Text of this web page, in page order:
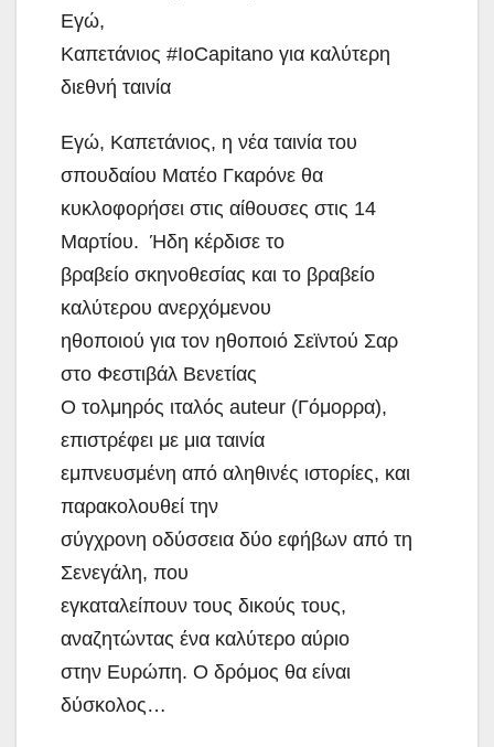
Εγώ,
Καπετάνιος #IoCapitano για καλύτερη
διεθνή ταινία
Εγώ, Καπετάνιος, η νέα ταινία του
σπουδαίου Ματέο Γκαρόνε θα
κυκλοφορήσει στις αίθουσες στις 14
Μαρτίου. Ήδη κέρδισε το
βραβείο σκηνοθεσίας και το βραβείο
καλύτερου ανερχόμενου
ηθοποιού για τον ηθοποιό Σεϊντού Σαρ
στο Φεστιβάλ Βενετίας
Ο τολμηρός ιταλός auteur (Γόμορρα),
επιστρέφει με μια ταινία
εμπνευσμένη από αληθινές ιστορίες, και
παρακολουθεί την
σύγχρονη οδύσσεια δύο εφήβων από τη
Σενεγάλη, που
εγκαταλείπουν τους δικούς τους,
αναζητώντας ένα καλύτερο αύριο
στην Ευρώπη. Ο δρόμος θα είναι
δύσκολος…